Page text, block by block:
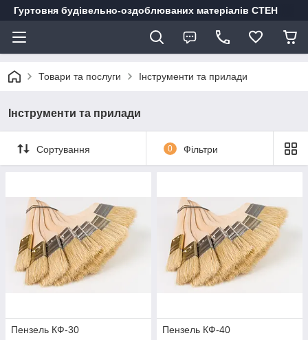
Гуртовня будівельно-оздоблюваних матеріалів СТЕН
Товари та послуги Інструменти та прилади
Інструменти та прилади
Сортування 0 Фільтри
Пензель КФ-30
Пензель КФ-40